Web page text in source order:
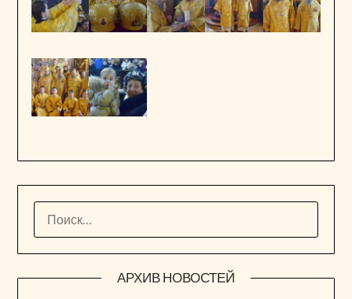
АРХИВ НОВОСТЕЙ